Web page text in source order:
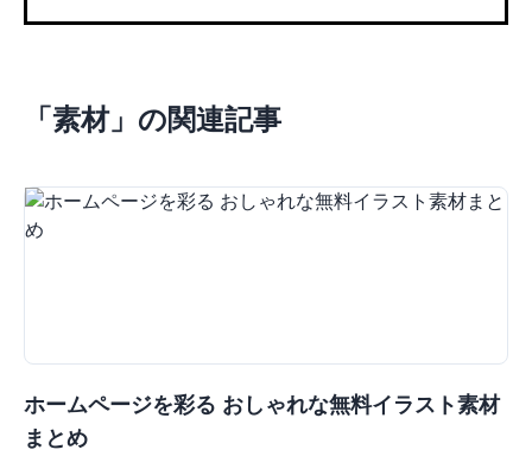
「素材」の関連記事
ホームページを彩る おしゃれな無料イラスト素材
まとめ